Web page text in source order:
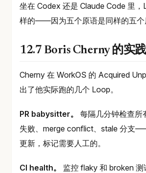
坐在 Codex 还是 Claude Code 里
样的——因为五个原语是同样的五个
12.7 Boris Cherny 的实践
Cherny 在 WorkOS 的 Acquired
出了他实际跑的几个 Loop。
PR babysitter。
每隔几分钟检查
失败、merge conflict、stale 分支
更新，标记需要人工的。
CI health。
监控 flaky 和 broken 测